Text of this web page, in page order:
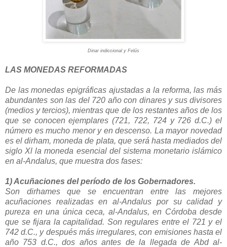
Dinar indiccional y Felús
LAS MONEDAS REFORMADAS
De las monedas epigráficas ajustadas a la reforma, las más
abundantes son las del 720 año con dinares y sus divisores
(medios y tercios), mientras que de los restantes años de los
que se conocen ejemplares (721, 722, 724 y 726 d.C.) el
número es mucho menor y en descenso. La mayor novedad
es el dirham, moneda de plata, que será hasta mediados del
siglo Xl la moneda esencial del sistema monetario islámico
en al-Andalus, que muestra dos fases:
1) Acuñaciones del período de los Gobernadores.
Son dirhames que se encuentran entre las mejores
acuñaciones realizadas en al-Andalus por su calidad y
pureza en una única ceca, al-Andalus, en Córdoba desde
que se fijara la capitalidad. Son regulares entre el 721 y el
742 d.C., y después más irregulares, con emisiones hasta el
año 753 d.C., dos años antes de la llegada de Abd al-